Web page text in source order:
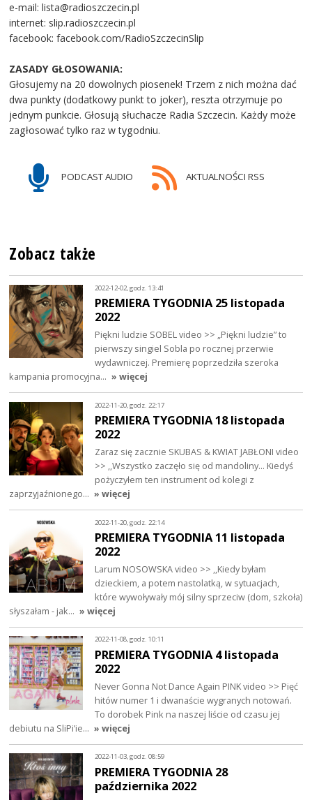
e-mail: lista@radioszczecin.pl
internet: slip.radioszczecin.pl
facebook: facebook.com/RadioSzczecinSlip
ZASADY GŁOSOWANIA:
Głosujemy na 20 dowolnych piosenek! Trzem z nich można dać
dwa punkty (dodatkowy punkt to joker), reszta otrzymuje po
jednym punkcie. Głosują słuchacze Radia Szczecin. Każdy może
zagłosować tylko raz w tygodniu.
PODCAST AUDIO AKTUALNOŚCI RSS
Zobacz także
2022-12-02, godz. 13:41
PREMIERA TYGODNIA 25 listopada
2022
Piękni ludzie SOBEL video >> „Piękni ludzie” to
pierwszy singiel Sobla po rocznej przerwie
wydawniczej. Premierę poprzedziła szeroka
kampania promocyjna… » więcej
2022-11-20, godz. 22:17
PREMIERA TYGODNIA 18 listopada
2022
Zaraz się zacznie SKUBAS & KWIAT JABŁONI video
>> ,,Wszystko zaczęło się od mandoliny… Kiedyś
pożyczyłem ten instrument od kolegi z
zaprzyjaźnionego… » więcej
2022-11-20, godz. 22:14
PREMIERA TYGODNIA 11 listopada
2022
Larum NOSOWSKA video >> ,,Kiedy byłam
dzieckiem, a potem nastolatką, w sytuacjach,
które wywoływały mój silny sprzeciw (dom, szkoła)
słyszałam - jak… » więcej
2022-11-08, godz. 10:11
PREMIERA TYGODNIA 4 listopada
2022
Never Gonna Not Dance Again PINK video >> Pięć
hitów numer 1 i dwanaście wygranych notowań.
To dorobek Pink na naszej liście od czasu jej
debiutu na SliPi’ie… » więcej
2022-11-03, godz. 08:59
PREMIERA TYGODNIA 28
października 2022